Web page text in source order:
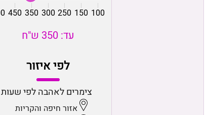
100
150
250
300
350
450
עד: 350 ש"ח
לפי איזור
צימרים לאהבה לפי שעות
אזור חיפה והקריות